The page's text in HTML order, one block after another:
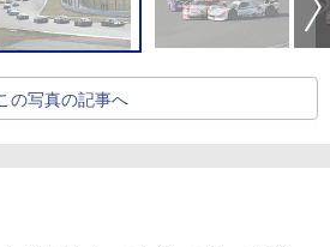
の写真の記事へ